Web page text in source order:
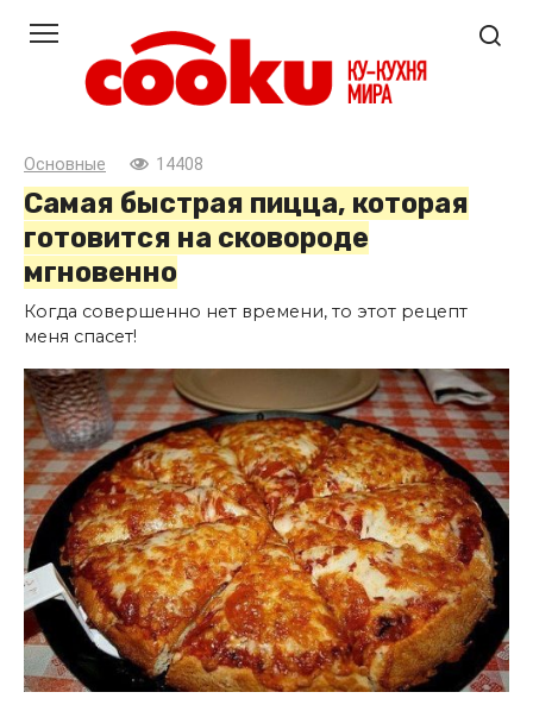
контенту
Основные 14408
Самая быстрая пицца, которая
готовится на сковороде
мгновенно
Когда совершенно нет времени, то этот рецепт
меня спасет!